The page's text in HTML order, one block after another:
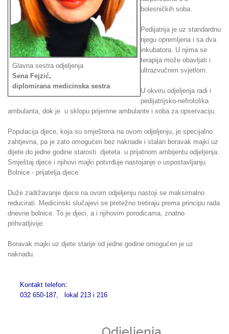
Glavna sestra odjeljenja
Sena Fejzić,
diplomirana medicinska sestra
bolesničkih soba.
Pedijatrija je uz standardnu
njegu opremljena i sa dva
inkubatora. U njima se
terapija može obavljati i
ultrazvučnim svjetlom.
U okviru odjeljenja radi i
pedijatrijsko-nefrološka
ambulanta, dok je u sklopu prijemne ambulante i soba za opservaciju.
Populacija djece, koja su smještena na ovom odjeljenju, je specijalno
zahtjevna, pa je zato omogućen bez naknade i stalan boravak majki uz
dijete do jedne godine starosti djeteta u prijatnom ambijentu odjeljenja.
Smještaj djece i njihovi majki potvrđuje nastojanje o uspostavljanju
Bolnice - prijatelja djece.
Duže zadržavanje djece na ovom odjeljenju nastoji se maksimalno
reducirati. Medicinski slučajevi se pretežno tretiraju prema principu rada
dnevne bolnice. To je djeci, a i njihovim porodicama, znatno
prihvatljivije.
Boravak majki uz djete starije od jedne godine omogućen je uz
naknadu.
Kontakt telefon:
032 650-187, lokal 213 i 216